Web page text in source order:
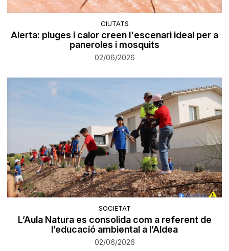
CIUTATS
Alerta: pluges i calor creen l'escenari ideal per a
paneroles i mosquits
02/06/2026
SOCIETAT
L’Aula Natura es consolida com a referent de
l’educació ambiental a l’Aldea
02/06/2026